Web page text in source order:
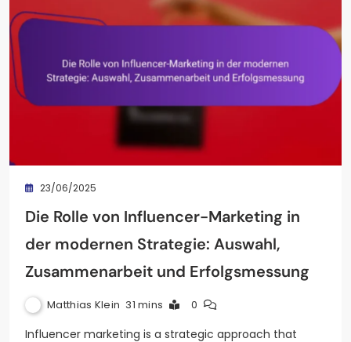
23/06/2025
Die Rolle von Influencer-Marketing in
der modernen Strategie: Auswahl,
Zusammenarbeit und Erfolgsmessung
Matthias Klein 31 mins 0
Influencer marketing is a strategic approach that